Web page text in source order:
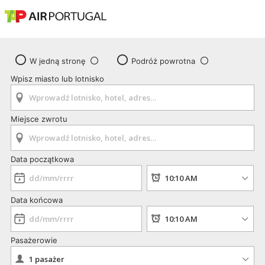
W jedną stronę
Podróż powrotna
Wpisz miasto lub lotnisko
Miejsce zwrotu
Data początkowa
Data końcowa
Pasażerowie